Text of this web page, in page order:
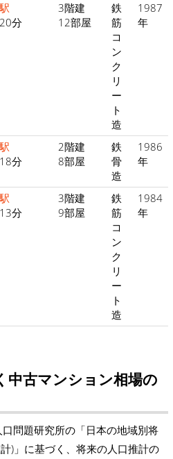
分
3階建
12部屋
鉄
筋
コ
ン
ク
リ
ー
ト
造
1987
年
分
2階建
8部屋
鉄
骨
造
1986
年
分
3階建
9部屋
鉄
筋
コ
ン
ク
リ
ー
ト
造
1984
年
中古マンション相場の
問題研究所の「日本の地域別将
)」に基づく、将来の人口推計の